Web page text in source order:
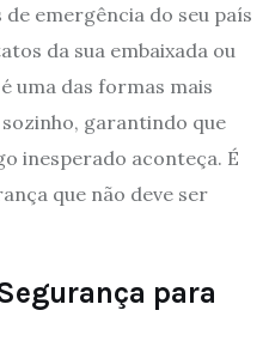
emergência do seu país
da sua embaixada ou
uma das formas mais
garantindo que
inesperado aconteça. É
que não deve ser
para